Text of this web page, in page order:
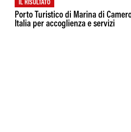
IL RISULTATO
Porto Turistico di Marina di
Italia per accoglienza e servizi